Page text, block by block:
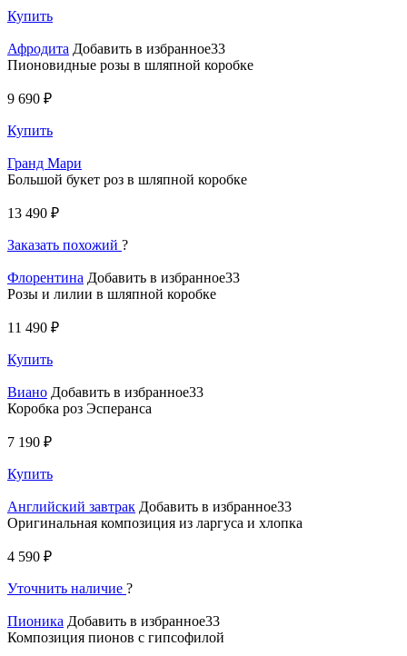
Купить
Афродита Добавить в избранное33
Пионовидные розы в шляпной коробке
9 690 ₽
Купить
Гранд Мари
Большой букет роз в шляпной коробке
13 490 ₽
Заказать похожий ?
Флорентина Добавить в избранное33
Розы и лилии в шляпной коробке
11 490 ₽
Купить
Виано Добавить в избранное33
Коробка роз Эсперанса
7 190 ₽
Купить
Английский завтрак Добавить в избранное33
Оригинальная композиция из ларгуса и хлопка
4 590 ₽
Уточнить наличие ?
Пионика Добавить в избранное33
Композиция пионов с гипсофилой